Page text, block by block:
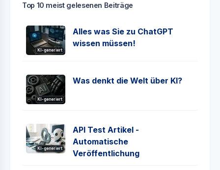
Top 10 meist gelesenen Beiträge
KI-generiert
Alles was Sie zu ChatGPT
wissen müssen!
KI-generiert
Was denkt die Welt über KI?
KI-generiert
API Test Artikel -
Automatische
Veröffentlichung